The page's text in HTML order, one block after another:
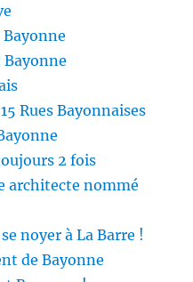
Bayonne
Bayonne
Rues Bayonnaises
2 fois
architecte nommé
noyer à La Barre !
de Bayonne